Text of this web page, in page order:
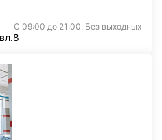
С 09:00 до 21:00. Без выходных